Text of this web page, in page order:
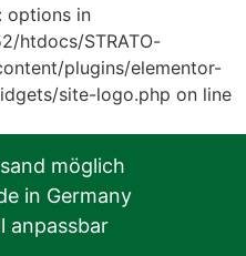
options in
htdocs/STRATO-
plugins/elementor-
site-logo.php on line
möglich
in Germany
anpassbar